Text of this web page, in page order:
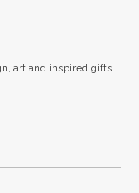
art and inspired gifts.